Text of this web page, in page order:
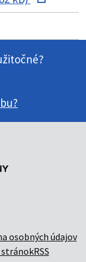
osobných údajov
stránokRSS